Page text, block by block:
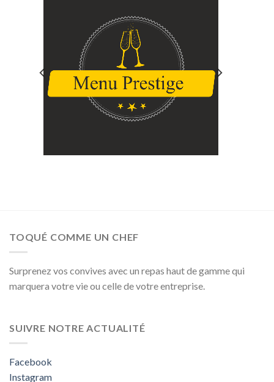
TOQUÉ COMME UN CHEF
Surprenez vos convives avec un repas haut de gamme qui
marquera votre vie ou celle de votre entreprise.
SUIVRE NOTRE ACTUALITÉ
Facebook
Instagram